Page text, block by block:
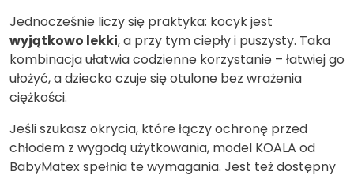
Jednocześnie liczy się praktyka: kocyk jest
wyjątkowo lekki, a przy tym ciepły i puszysty. Taka
kombinacja ułatwia codzienne korzystanie – łatwiej go
ułożyć, a dziecko czuje się otulone bez wrażenia
ciężkości.
Jeśli szukasz okrycia, które łączy ochronę przed
chłodem z wygodą użytkowania, model KOALA od
BabyMatex spełnia te wymagania. Jest też dostępny